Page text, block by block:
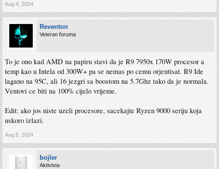
Aug 4, 2024
Reventon
Veteran foruma
To je ono kad AMD na papiru stavi da je R9 7950x 170W procesor a
temp kao u Intela od 300W+ pa se nemas po cemu orjentisat. R9 Ide
lagano na 95C, ali 16 jezgri sa boostom na 5.7Ghz tako da je normala.
Ventovi ce biti na 100% cijelo vrijeme.
Edit: ako jos niste uzeli procesore, sacekajte Ryzen 9000 seriju koja
uskoro izlazi.
Aug 5, 2024
bojler
Aktivista